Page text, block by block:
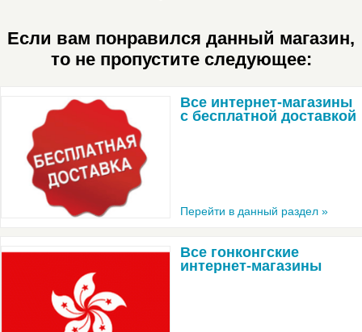
Если вам понравился данный магазин,
то не пропустите следующее:
Все интернет-магазины
с бесплатной доставкой
Перейти в данный раздел »
Все гонконгские
интернет-магазины